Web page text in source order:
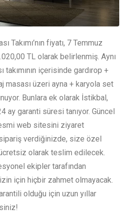
Takımı’nın fiyatı, 7 Temmuz
TL olarak belirlenmiş. Aynı
takımının içerisinde gardırop +
masası üzeri ayna + karyola set
Bunlara ek olarak İstikbal,
ay garanti süresi tanıyor. Güncel
web sitesini ziyaret
verdiğinizde, size özel
olarak teslim edilecek.
ekipler tarafından
için hiçbir zahmet olmayacak.
olduğu için uzun yıllar